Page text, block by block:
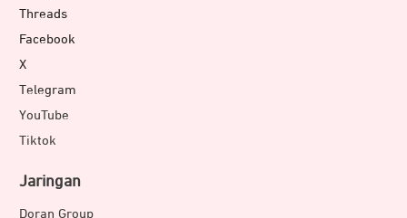
Threads
Facebook
X
Telegram
YouTube
Tiktok
Jaringan
Doran Group